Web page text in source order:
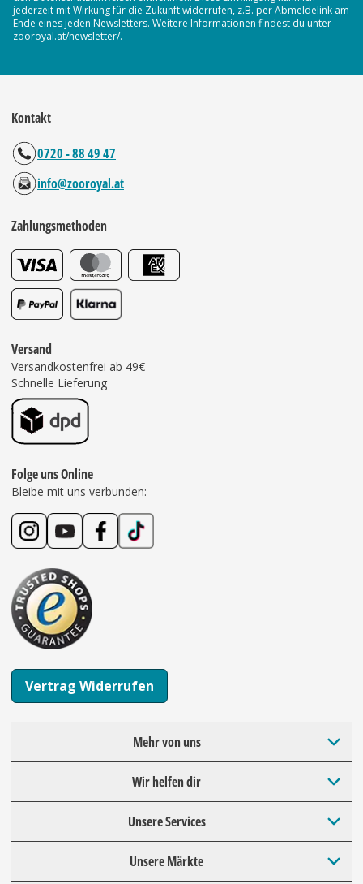
jederzeit mit Wirkung für die Zukunft widerrufen, z.B. per Abmeldelink am
Ende eines jeden Newsletters. Weitere Informationen findest du unter
zooroyal.at/newsletter/.
Kontakt
0720 - 88 49 47
info@zooroyal.at
Zahlungsmethoden
Versand
Versandkostenfrei ab 49€
Schnelle Lieferung
Folge uns Online
Bleibe mit uns verbunden:
Vertrag Widerrufen
Mehr von uns
Wir helfen dir
Unsere Services
Unsere Märkte